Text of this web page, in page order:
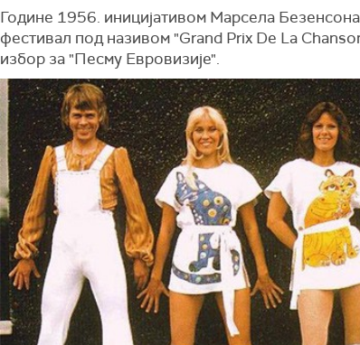
Године 1956. иницијативом Марсела
фестивал под називом "Grand Prix De La
избор за "Песму Евровизије".